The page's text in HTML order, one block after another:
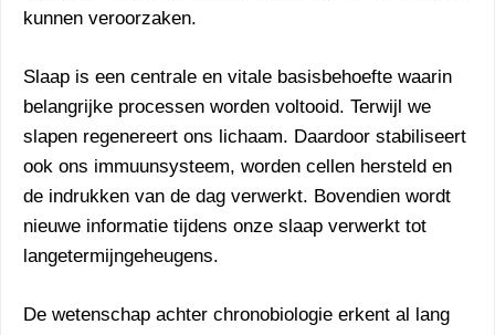
kunnen veroorzaken.
Slaap is een centrale en vitale basisbehoefte waarin
belangrijke processen worden voltooid. Terwijl we
slapen regenereert ons lichaam. Daardoor stabiliseert
ook ons immuunsysteem, worden cellen hersteld en
de indrukken van de dag verwerkt. Bovendien wordt
nieuwe informatie tijdens onze slaap verwerkt tot
langetermijngeheugens.
De wetenschap achter chronobiologie erkent al lang